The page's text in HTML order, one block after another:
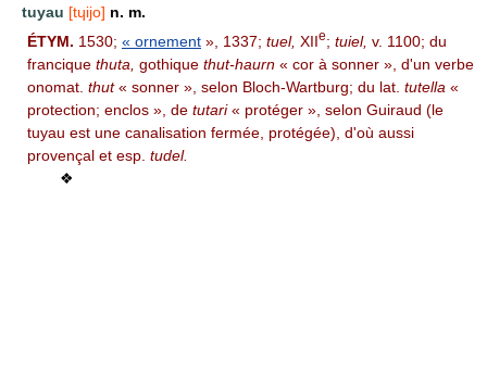
tuyau [tɥijo] n. m.
ÉTYM. 1530; « ornement », 1337; tuel, XIIe; tuiel, v. 1100; du
francique thuta, gothique thut-haurn « cor à sonner », d'un verbe
onomat. thut« sonner », selon Bloch-Wartburg; du lat. tutella «
protection; enclos », de tutari« protéger », selon Guiraud (le
tuyau est une canalisation fermée, protégée), d'où aussi
provençal et esp. tudel.
❖